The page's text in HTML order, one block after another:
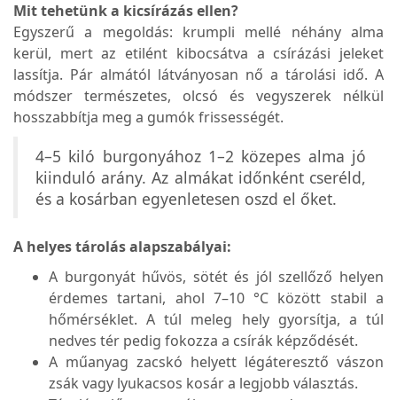
Mit tehetünk a kicsírázás ellen?
Egyszerű a megoldás: krumpli mellé néhány alma
kerül, mert az etilént kibocsátva a csírázási jeleket
lassítja. Pár almától látványosan nő a tárolási idő. A
módszer természetes, olcsó és vegyszerek nélkül
hosszabbítja meg a gumók frissességét.
4–5 kiló burgonyához 1–2 közepes alma jó
kiinduló arány. Az almákat időnként cseréld,
és a kosárban egyenletesen oszd el őket.
A helyes tárolás alapszabályai:
A burgonyát hűvös, sötét és jól szellőző helyen
érdemes tartani, ahol 7–10 °C között stabil a
hőmérséklet. A túl meleg hely gyorsítja, a túl
nedves tér pedig fokozza a csírák képződését.
A műanyag zacskó helyett légáteresztő vászon
zsák vagy lyukacsos kosár a legjobb választás.